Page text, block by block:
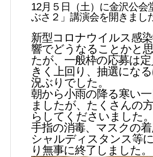
12月５日（土）に金沢公会
ぶさ２」講演会を開きまし
新型コロナウイルス感
響でどうなることかと
たが、一般枠の応募は
きく上回り、抽選にな
況ぶりでした。
朝から小雨の降る寒い
ましたが、たくさんの
らしてくださいました。
手指の消毒、マスクの
シャルディスタンス等
り無事に終了しました。